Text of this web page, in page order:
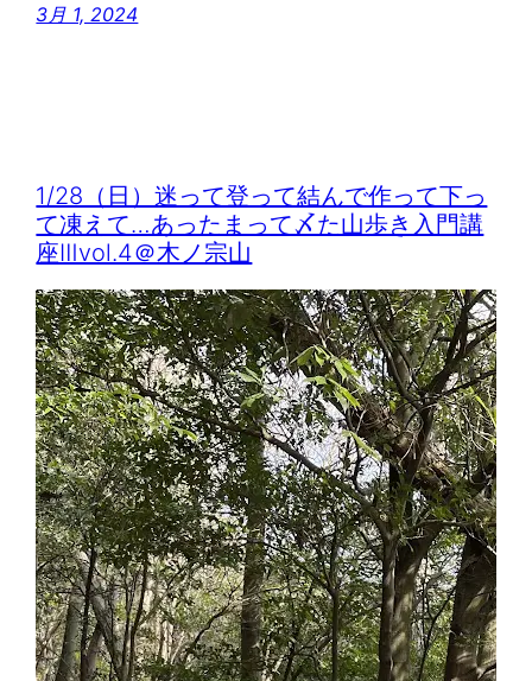
3月 1, 2024
1/28（日）迷って登って結んで作って下っ
て凍えて…あったまって〆た山歩き入門講
座Ⅲvol.4＠木ノ宗山